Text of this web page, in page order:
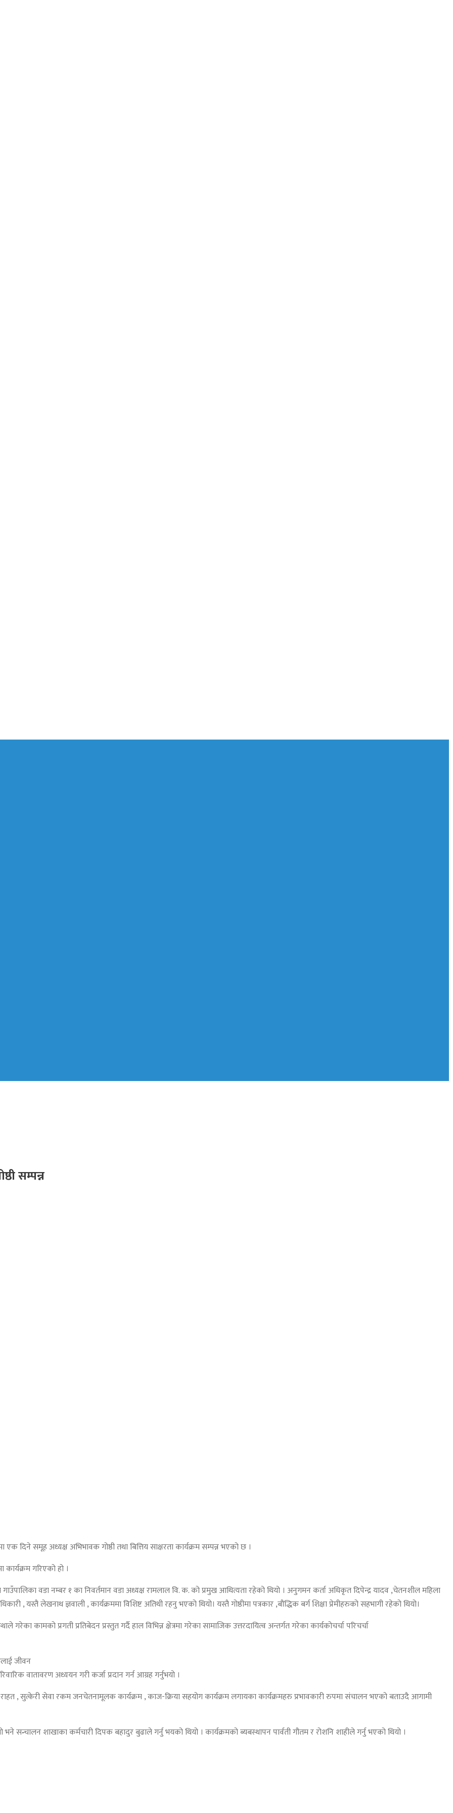
सम्पन्न
दिने समूह अध्यक्ष अभिभावक गोष्ठी तथा बित्तिय साक्षरता कार्यक्रम सम्पन्न भएको छ ।
कार्यक्रम गरिएको हो ।
गाउँपालिका वडा नम्बर १ का निवर्तमान वडा अध्यक्ष रामलाल वि. क. को प्रमुख आथित्यता रहेको थियो । अनुगमन कर्ता अधिकृत दिपेन्द्र यादव ,चेतनशील महिला
, यस्तै लेखनाथ ज्ञवाली , कार्यक्रममा विशिष्ट अतिथी रहनु भएको थियो। यस्तै गोष्ठीमा पत्रकार ,बौद्धिक बर्ग शिक्षा प्रेमीहरुको सहभागी रहेको थियो।
गरेका कामको प्रगती प्रतिबेदन प्रस्तुत गर्दै हाल विभिन्न क्षेत्रमा गरेका सामाजिक उत्तरदायित्व अन्तर्गत गरेका कार्यकोचर्चा परिचर्चा
जीवन
वातावरण अध्ययन गरी कर्जा प्रदान गर्न आग्रह गर्नुभयो ।
, सुत्केरी सेवा रकम जनचेतनामूलक कार्यक्रम , काज-क्रिया सहयोग कार्यक्रम लगायका कार्यक्रमहरु प्रभावकारी रुपमा संचालन भएको बताउदै आगामी
सन्चालन शाखाका कर्मचारी दिपक बहादुर बुढाले गर्नु भयको थियो । कार्यक्रमको ब्यबस्थापन पार्वती गौतम र रोशनि शाहीले गर्नु भएको थियो ।